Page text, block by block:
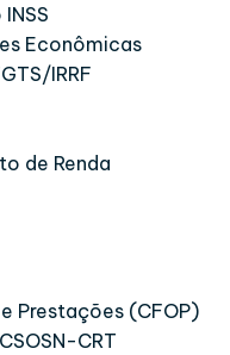
Econômicas
IRRF
de Renda
Prestações (CFOP)
CRT